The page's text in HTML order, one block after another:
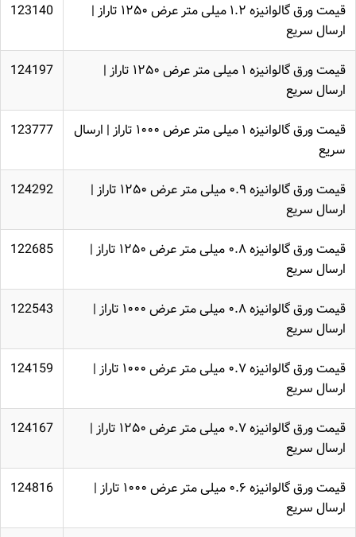
قیمت ورق گالوانیزه ۱.۲ میلی متر عرض ۱۲۵۰ تاراز |
ارسال سریع
123140
قیمت ورق گالوانیزه ۱ میلی متر عرض ۱۲۵۰ تاراز |
ارسال سریع
124197
قیمت ورق گالوانیزه ۱ میلی متر عرض ۱۰۰۰ تاراز | ارسال
سریع
123777
قیمت ورق گالوانیزه ۰.۹ میلی متر عرض ۱۲۵۰ تاراز |
ارسال سریع
124292
قیمت ورق گالوانیزه ۰.۸ میلی متر عرض ۱۲۵۰ تاراز |
ارسال سریع
122685
قیمت ورق گالوانیزه ۰.۸ میلی متر عرض ۱۰۰۰ تاراز |
ارسال سریع
122543
قیمت ورق گالوانیزه ۰.۷ میلی متر عرض ۱۰۰۰ تاراز |
ارسال سریع
124159
قیمت ورق گالوانیزه ۰.۷ میلی متر عرض ۱۲۵۰ تاراز |
ارسال سریع
124167
قیمت ورق گالوانیزه ۰.۶ میلی متر عرض ۱۰۰۰ تاراز |
ارسال سریع
124816